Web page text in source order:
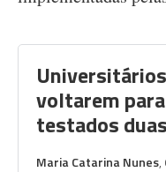
voltarem
testados
Maria Catarina Nunes,